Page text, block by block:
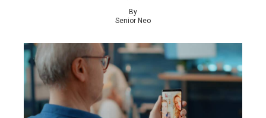
By
Senior Neo